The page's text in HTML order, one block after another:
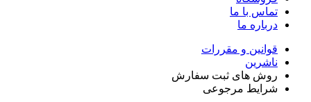
تماس با ما
درباره ما
قوانین و مقررات
ناشرین
روش های ثبت سفارش
شرایط مرجوعی